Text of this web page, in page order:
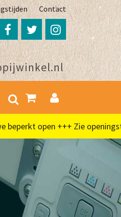
Contact
open +++ Zie